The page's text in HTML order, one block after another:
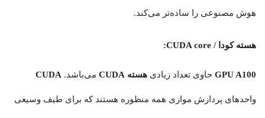
هوش مصنوعی را ساده‌تر می‌کند.
هسته کودا / CUDA core:
GPU A100 حاوی تعداد زیادی هسته CUDA می‌باشد. CUDA
واحدهای پردازش موازی همه منظوره هستند که برای طیف وسیعی